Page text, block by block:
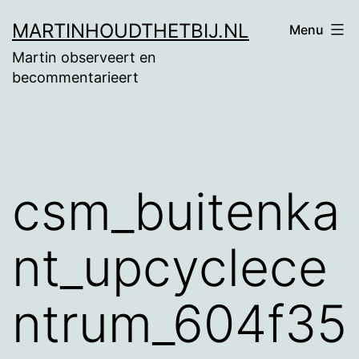
naar
de
MARTINHOUDTHETBIJ.NL
Martin observeert en
becommentarieert
Menu
csm_buitenka
nt_upcyclece
ntrum_604f35